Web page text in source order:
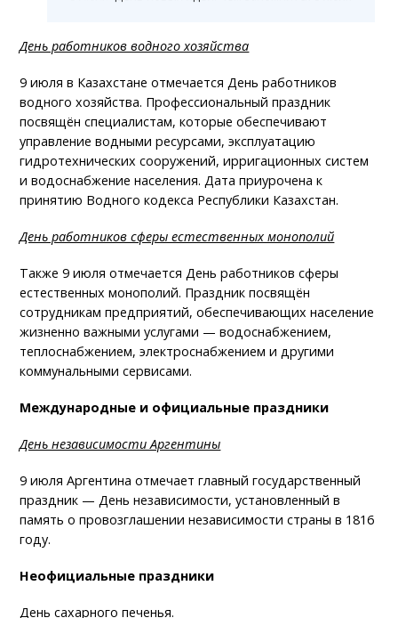
День работников водного хозяйства
9 июля в Казахстане отмечается День работников
водного хозяйства. Профессиональный праздник
посвящён специалистам, которые обеспечивают
управление водными ресурсами, эксплуатацию
гидротехнических сооружений, ирригационных систем
и водоснабжение населения. Дата приурочена к
принятию Водного кодекса Республики Казахстан.
День работников сферы естественных монополий
Также 9 июля отмечается День работников сферы
естественных монополий. Праздник посвящён
сотрудникам предприятий, обеспечивающих население
жизненно важными услугами — водоснабжением,
теплоснабжением, электроснабжением и другими
коммунальными сервисами.
Международные и официальные праздники
День независимости Аргентины
9 июля Аргентина отмечает главный государственный
праздник — День независимости, установленный в
память о провозглашении независимости страны в 1816
году.
Неофициальные праздники
День сахарного печенья.